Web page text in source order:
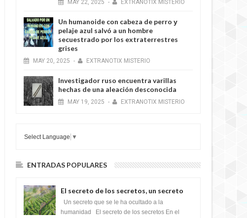
MAY 22, 2025 - EXTRANOTIX MISTERIO
Un humanoide con cabeza de perro у
pelaje azul salvó a un hombre
secuestrado por los extraterrestres
grises
MAY 20, 2025 - EXTRANOTIX MISTERIO
Investigador ruso encuentra varillas
hechas de una aleación desconocida
MAY 19, 2025 - EXTRANOTIX MISTERIO
Select Language ▼
ENTRADAS POPULARES
El secreto de los secretos, un secreto
que cambiaría por completo el destino
de la humanidad
Un secreto que se le ha ocultado a la
humanidad El secreto de los secretos En el